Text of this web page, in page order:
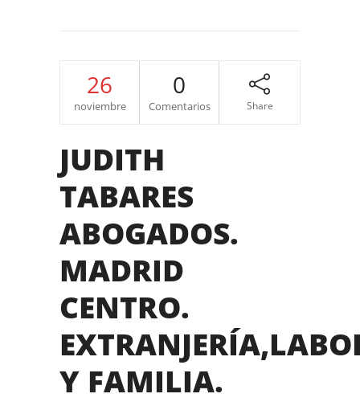
26
noviembre
0
Comentarios Share
JUDITH
TABARES
ABOGADOS.
MADRID
CENTRO.
Y FAMILIA.